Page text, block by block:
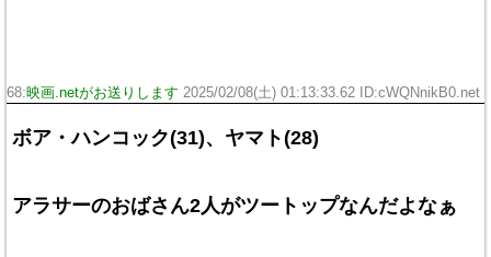
68:映画.netがお送りします 2025/02/08(土) 01:13:33.62 ID:cWQNnikB0.net
ボア・ハンコック(31)、ヤマト(28)
アラサーのおばさん2人がツートップなんだよなぁ